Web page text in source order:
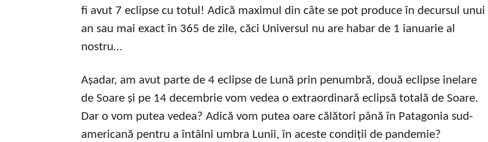
fi avut 7 eclipse cu totul! Adică maximul din câte se pot produce în decursul unui
an sau mai exact în 365 de zile, căci Universul nu are habar de 1 ianuarie al
nostru…
Așadar, am avut parte de 4 eclipse de Lună prin penumbră, două eclipse inelare
de Soare și pe 14 decembrie vom vedea o extraordinară eclipsă totală de Soare.
Dar o vom putea vedea? Adică vom putea oare călători până în Patagonia sud-
americană pentru a întâlni umbra Lunii, în aceste condiții de pandemie?